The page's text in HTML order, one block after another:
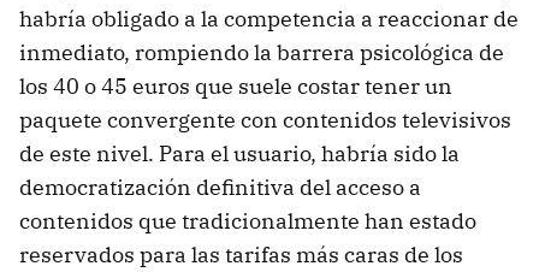
habría obligado a la competencia a reaccionar de
inmediato, rompiendo la barrera psicológica de
los 40 o 45 euros que suele costar tener un
paquete convergente con contenidos televisivos
de este nivel. Para el usuario, habría sido la
democratización definitiva del acceso a
contenidos que tradicionalmente han estado
reservados para las tarifas más caras de los